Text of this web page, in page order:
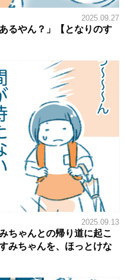
2025.09.27
るやん？」【となりのす
2025.09.13
ちゃんとの帰り道に起こ
みちゃんを、ほっとけな